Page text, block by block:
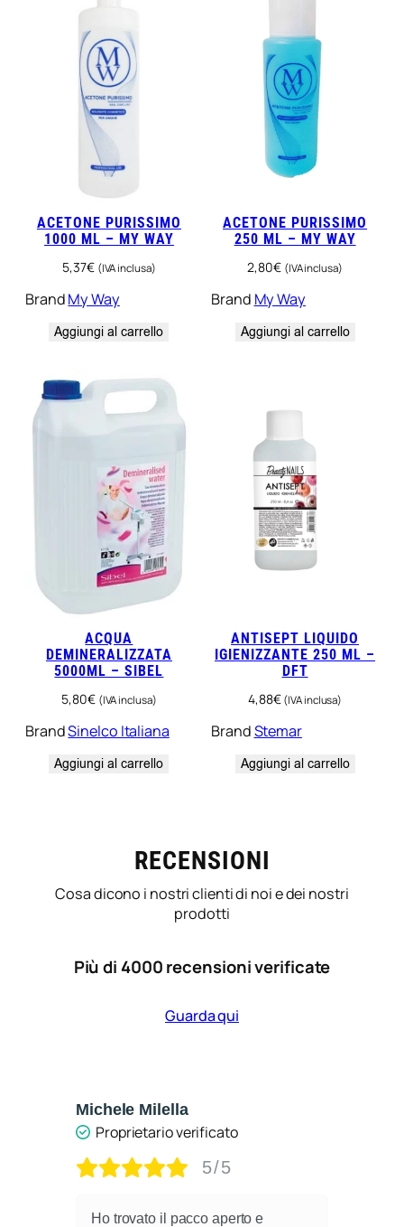
ACETONE PURISSIMO
1000 ML – MY WAY
5,37€ (IVA inclusa)
BrandMy Way
Aggiungi al carrello
ACETONE PURISSIMO
250 ML – MY WAY
2,80€ (IVA inclusa)
Brand My Way
Aggiungi al carrello
ACQUA
DEMINERALIZZATA
5000ML – SIBEL
5,80€ (IVA inclusa)
BrandSinelco Italiana
Aggiungi al carrello
ANTISEPT LIQUIDO
IGIENIZZANTE 250 ML –
DFT
4,88€ (IVA inclusa)
BrandStemar
Aggiungi al carrello
RECENSIONI
Cosa dicono i nostri clienti di noi e dei nostri
prodotti
Più di 4000 recensioni verificate
Guarda qui
Michele Milella
Proprietario verificato
5/5
Ho trovato il pacco aperto e